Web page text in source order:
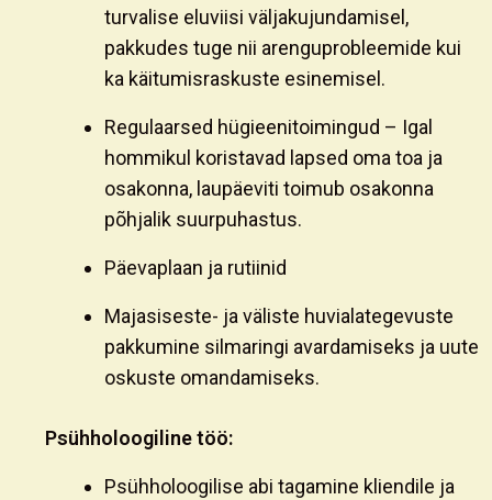
turvalise eluviisi väljakujundamisel,
pakkudes tuge nii arenguprobleemide kui
ka käitumisraskuste esinemisel.
Regulaarsed hügieenitoimingud – Igal
hommikul koristavad lapsed oma toa ja
osakonna, laupäeviti toimub osakonna
põhjalik suurpuhastus.
Päevaplaan ja rutiinid
Majasiseste- ja väliste huvialategevuste
pakkumine silmaringi avardamiseks ja uute
oskuste omandamiseks.
Psühholoogiline töö:
Psühholoogilise abi tagamine kliendile ja